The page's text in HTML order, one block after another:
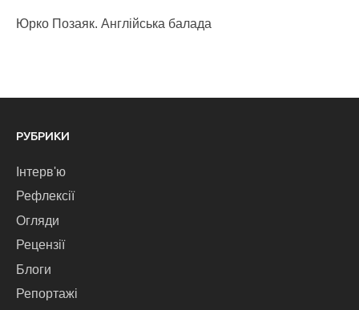
Юрко Позаяк. Англійська балада
РУБРИКИ
Інтерв'ю
Рефлексії
Огляди
Рецензії
Блоги
Репортажі